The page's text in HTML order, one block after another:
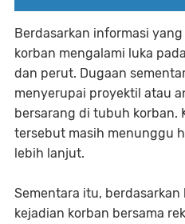
Berdasarkan informasi
korban mengalami luka
dan perut. Dugaan
menyerupai proyektil atau
bersarang di tubuh korban.
tersebut masih menunggu
lebih lanjut.
Sementara itu,
kejadian korban bersama